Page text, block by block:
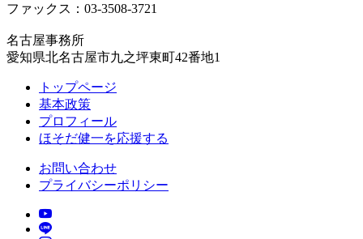
ファックス：03-3508-3721
名古屋事務所
愛知県北名古屋市九之坪東町42番地1
トップページ
基本政策
プロフィール
ほそだ健一を応援する
お問い合わせ
プライバシーポリシー